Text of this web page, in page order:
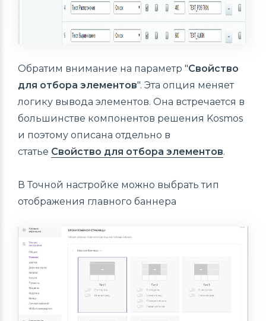
Обратим внимание на параметр "Свойство
для отбора элементов". Эта опция меняет
логику вывода элементов. Она встречается в
большинстве компонентов решения Kosmos
и поэтому описана отдельно в
статье Свойство для отбора элементов.
В Точной настройке можно выбрать тип
отображения главного баннера